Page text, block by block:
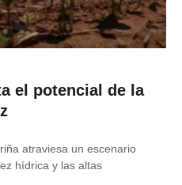
el potencial de la
atraviesa un escenario
hídrica y las altas